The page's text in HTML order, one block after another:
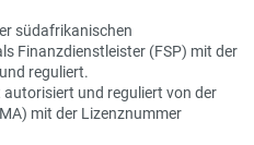
südafrikanischen
Finanzdienstleister (FSP) mit der
reguliert.
und reguliert von der
mit der Lizenznummer